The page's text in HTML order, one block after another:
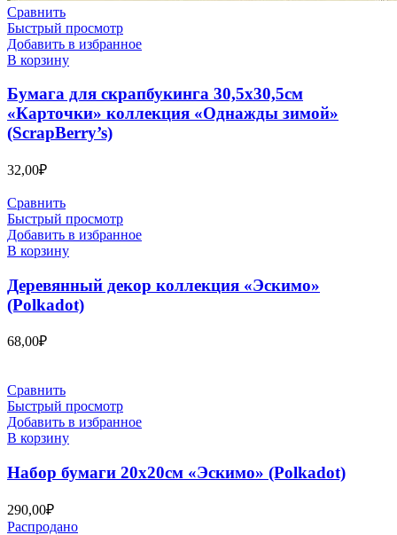
Сравнить
Быстрый просмотр
Добавить в избранное
В корзину
Бумага для скрапбукинга 30,5х30,5см
«Карточки» коллекция «Однажды зимой»
(ScrapBerry’s)
32,00₽
Сравнить
Быстрый просмотр
Добавить в избранное
В корзину
Деревянный декор коллекция «Эскимо»
(Polkadot)
68,00₽
Сравнить
Быстрый просмотр
Добавить в избранное
В корзину
Набор бумаги 20х20см «Эскимо» (Polkadot)
290,00₽
Распродано